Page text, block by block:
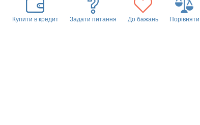
Купити в кредит Задати питання До бажань Порівняти